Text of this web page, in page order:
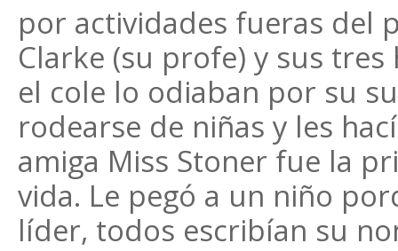
por actividades fueras del
Clarke (su profe) y sus
el cole lo odiaban por su
rodearse de niñas y les
amiga Miss Stoner fue la
vida. Le pegó a un niño
líder, todos escribían su